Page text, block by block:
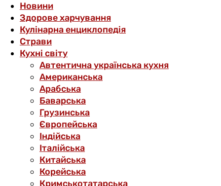
Новини
Здорове харчування
Кулінарна енциклопедія
Страви
Кухні світу
Автентична українська кухня
Американська
Арабська
Баварська
Грузинська
Європейська
Індійська
Італійська
Китайська
Корейська
Кримськотатарська